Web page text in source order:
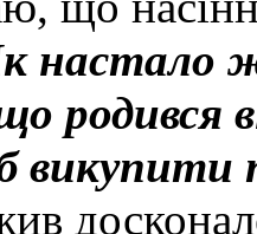
настало ж
родився
викупити